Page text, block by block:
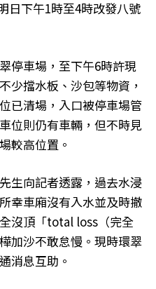
日下午1時至4時改發八號
停車場，至下午6時許現
少擋水板、沙包等物資，
已清場，入口被停車場管
位則仍有車輛，但不時見
較高位置。
生向記者透露，過去水浸
幸車廂沒有入水並及時撤
沒頂「total loss（完全
加沙不敢怠慢。現時環翠
消息互助。